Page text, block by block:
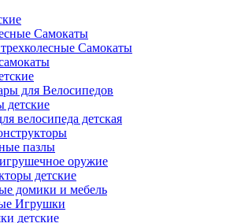
Cамокаты
Самокаты
для Велосипедов
детские
велосипеда детская
пазлы
оружие
детские
домики и мебель
Игрушки
детские